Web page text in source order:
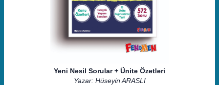
Yeni Nesil Sorular + Ünite Özetleri
Yazar: Hüseyin ARASLI